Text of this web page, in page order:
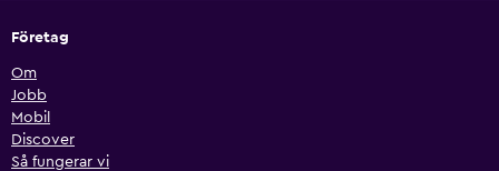
Företag
Om
Jobb
Mobil
Discover
Så fungerar vi